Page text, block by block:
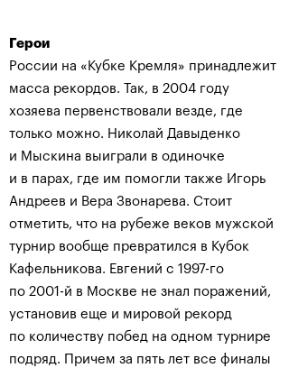
Герои
России на «Кубке Кремля» принадлежит
масса рекордов. Так, в 2004 году
хозяева первенствовали везде, где
только можно. Николай Давыденко
и Мыскина выиграли в одиночке
и в парах, где им помогли также Игорь
Андреев и Вера Звонарева. Стоит
отметить, что на рубеже веков мужской
турнир вообще превратился в Кубок
Кафельникова. Евгений с 1997-го
по 2001-й в Москве не знал поражений,
установив еще и мировой рекорд
по количеству побед на одном турнире
подряд. Причем за пять лет все финалы